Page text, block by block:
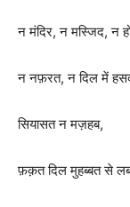
न मंदिर, न मस्जिद, न
न नफ़रत, न दिल में
सियासत न मज़हब,
फ़क़त दिल मुहब्बत से